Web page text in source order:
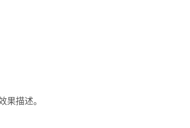
果描述。